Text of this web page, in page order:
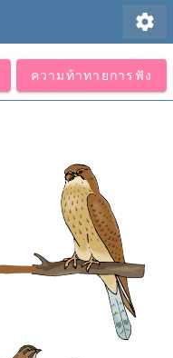
settings
ความท้าทายการฟัง